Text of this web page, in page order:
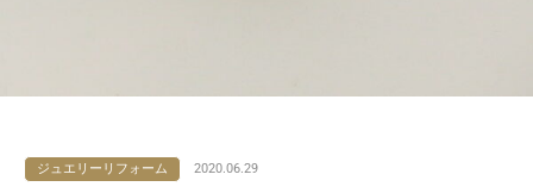
ジュエリーリフォーム 2020.06.29